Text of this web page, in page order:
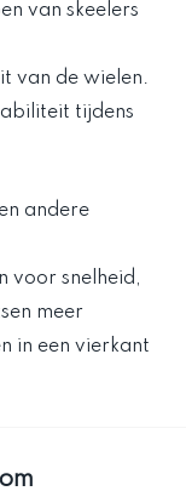
van skeelers
van de wielen.
tijdens
andere
voor snelheid,
meer
in een vierkant